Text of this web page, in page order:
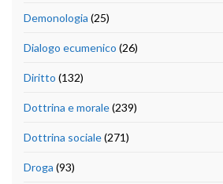
Demonologia (25)
Dialogo ecumenico (26)
Diritto (132)
Dottrina e morale(239)
Dottrina sociale(271)
Droga (93)